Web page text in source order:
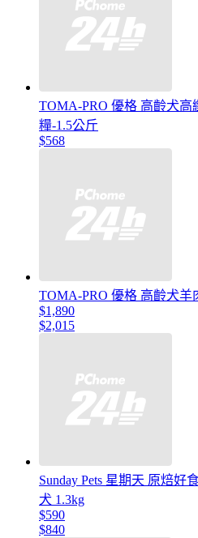
TOMA-PRO 優格 高齡犬高
糧-1.5公斤
$568
TOMA-PRO 優格 高齡犬羊
$1,890
$2,015
Sunday Pets 星期天 原焙
犬 1.3kg
$590
$840